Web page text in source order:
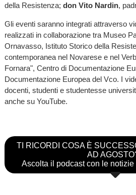
della Resistenza; don Vito Nardin,
Gli eventi saranno integrati attraverso
realizzati in collaborazione tra Museo
Ornavasso, Istituto Storico della
contemporanea nel Novarese e nel
Fornara", Centro di Documentazione
Documentazione Europea del Vco. I
docenti, studenti e studentesse
anche su YouTube.
TI RICORDI COSA È
AD
Ascolta il podcast con le